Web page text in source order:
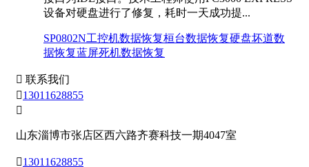
设备对硬盘进行了修复，耗时一天成功提...
SP0802N工控机数据恢复桓台数据恢复硬盘坏道数
据恢复蓝屏死机数据恢复
 联系我们
13011628855

山东淄博市张店区西六路齐赛科技一期4047室
13011628855